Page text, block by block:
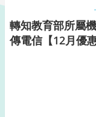
轉知教育部所屬
傳電信【12月優